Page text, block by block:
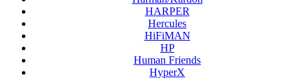
HARPER
Hercules
HiFiMAN
HP
Human Friends
HyperX